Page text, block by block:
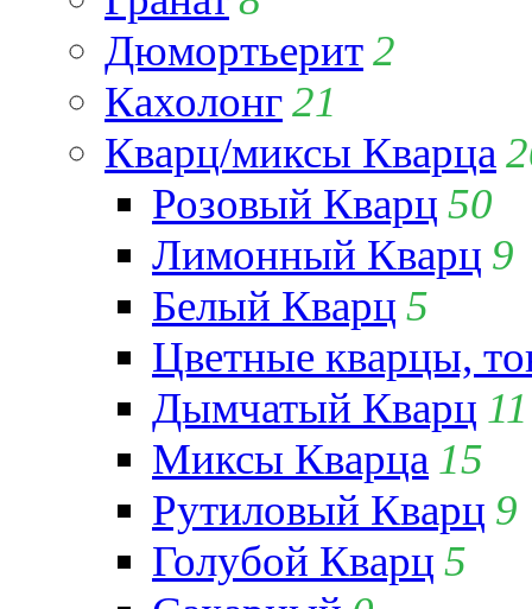
Дюмортьерит2
Кахолонг21
Кварц/миксы Кварца
Розовый Кварц 50
Лимонный Кварц 9
Белый Кварц 5
Цветные кварцы,
Дымчатый Кварц 11
Миксы Кварца 15
Рутиловый Кварц 9
Голубой Кварц 5